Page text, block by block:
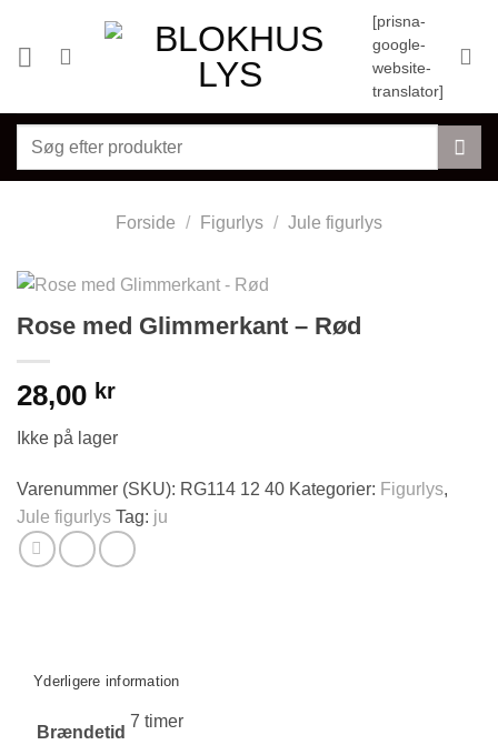
indhold
[prisna-
google-
website-
translator]
Søg
Forside / Figurlys / Jule figurlys
Rose med Glimmerkant – Rød
28,00 kr
Ikke på lager
Varenummer (SKU): RG114 12 40 Kategorier: Figurlys,
Jule figurlys Tag: ju
Yderligere information
Brændetid
7 timer